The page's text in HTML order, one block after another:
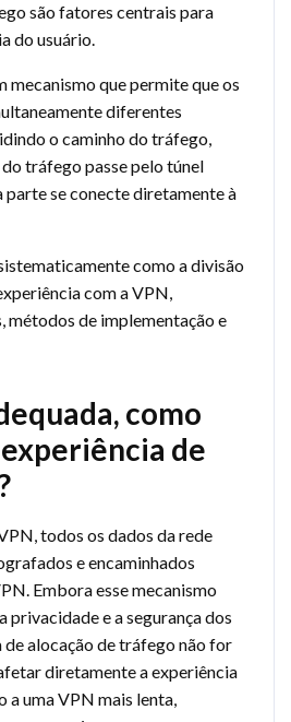
são fatores centrais para
do usuário.
mecanismo que permite que os
diferentes
o caminho do tráfego,
tráfego passe pelo túnel
se conecte diretamente à
como a divisão
com a VPN,
de implementação e
como
de
todos os dados da rede
e encaminhados
Embora esse mecanismo
privacidade e a segurança dos
de alocação de tráfego não for
diretamente a experiência
a uma VPN mais lenta,